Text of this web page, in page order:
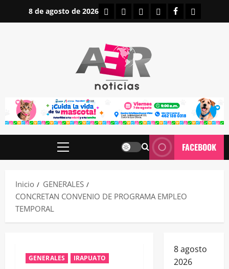
8 de agosto de 2026 INICIOIRAPUATO
ESTATALES
NACIONALES
FACEBOOK
Menú
FACEBOOK
Inicio
GENERALES
CONCRETAN CONVENIO DE PROGRAMA EMPLEO
TEMPORAL
GENERALES IRAPUATO
8 agosto
2026